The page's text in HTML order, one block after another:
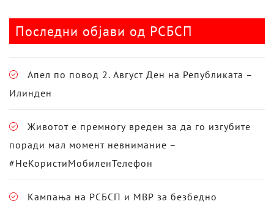
Последни објави од РСБСП
Апел по повод 2. Август Ден на Републиката –
Илинден
Животот е премногу вреден за да го изгубите
поради мал момент невнимание –
#НеКористиМобиленТелефон
Кампања на РСБСП и МВР за безбедно